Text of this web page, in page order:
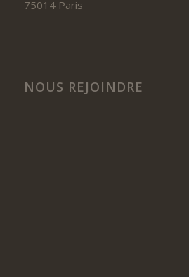
75014 Paris
NOUS REJOINDRE